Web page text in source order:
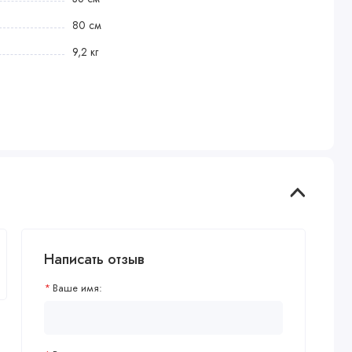
80 см
9,2 кг
Написать отзыв
Ваше имя: